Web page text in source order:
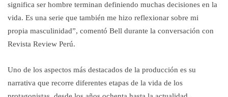
significa ser hombre terminan definiendo muchas decisiones en la
vida. Es una serie que también me hizo reflexionar sobre mi
propia masculinidad”, comentó Bell durante la conversación con
Revista Review Perú.
Uno de los aspectos más destacados de la producción es su
narrativa que recorre diferentes etapas de la vida de los